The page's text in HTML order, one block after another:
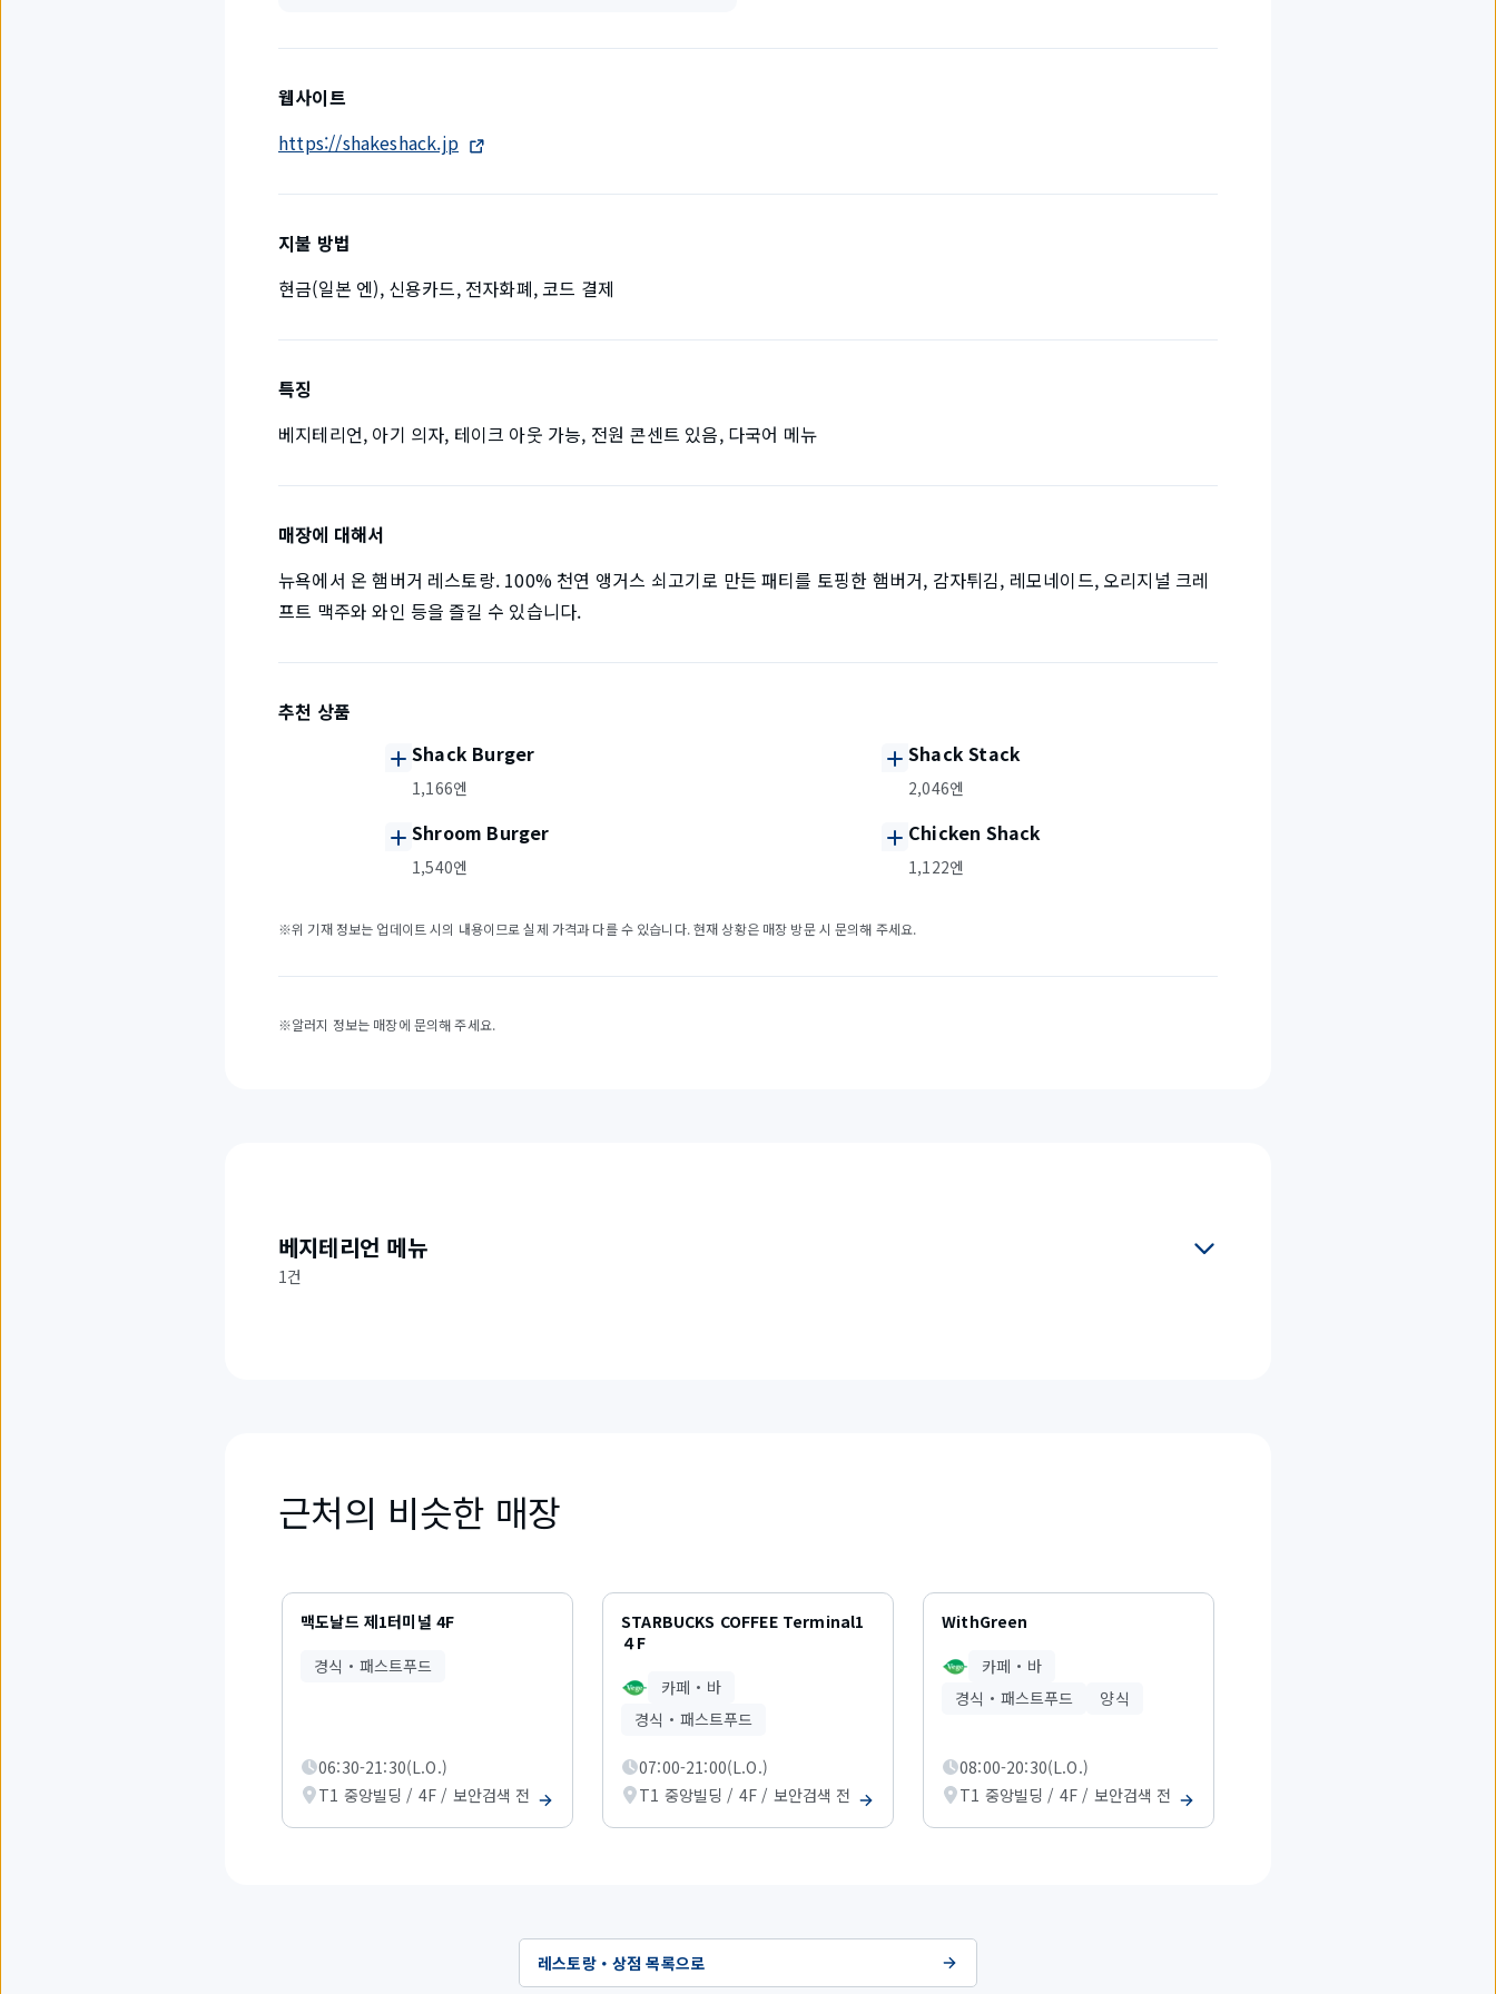
웹사이트
https://shakeshack.jp
지불 방법
현금(일본 엔), 신용카드, 전자화폐, 코드 결제
특징
베지테리언, 아기 의자, 테이크 아웃 가능, 전원 콘센트 있음, 다국어 메뉴
매장에 대해서
뉴욕에서 온 햄버거 레스토랑. 100% 천연 앵거스 쇠고기로 만든 패티를 토핑한 햄버거, 감자튀김, 레모네이드, 오리지널 크레
프트 맥주와 와인 등을 즐길 수 있습니다.
추천 상품
Shack Burger
1,166엔
Shack Stack
2,046엔
Shroom Burger
1,540엔
Chicken Shack
1,122엔
※위 기재 정보는 업데이트 시의 내용이므로 실제 가격과 다를 수 있습니다. 현재 상황은 매장 방문 시 문의해 주세요.
※알러지 정보는 매장에 문의해 주세요.
베지테리언 메뉴
1건
근처의 비슷한 매장
3
목
맥도날드 제1터미널 4F
경식・패스트푸드
06:30-21:30(L.O.)
T1 중앙빌딩 / 4F / 보안검색 전
STARBUCKS COFFEE Terminal1
４F
카페・바
경식・패스트푸드
07:00-21:00(L.O.)
T1 중앙빌딩 / 4F / 보안검색 전
WithGreen
카페・바
경식・패스트푸드
양식
08:00-20:30(L.O.)
T1 중앙빌딩 / 4F / 보안검색 전
레스토랑・상점 목록으로